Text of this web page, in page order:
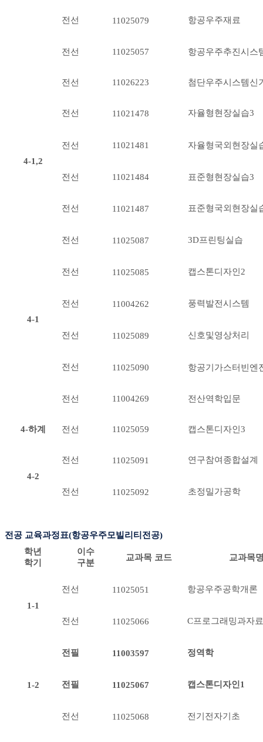
전선 11025079 항공우주재료
전선 11025057 항공우주추진시스
전선 11026223 첨단우주시스템신
4-1,2
전선 11021478 자율형현장실습3
전선 11021481 자율형국외현장실
전선 11021484 표준형현장실습3
전선 11021487 표준형국외현장실
4-1
전선 11025087 3D프린팅실습
전선 11025085 캡스톤디자인2
전선 11004262 풍력발전시스템
전선 11025089 신호및영상처리
전선 11025090 항공기가스터빈엔
전선 11004269 전산역학입문
4-하계 전 선 11025059 캡스톤디자인3
4-2
전선 11025091 연구참여종합설계
전선 11025092 초정밀가공학
전공 교육과정표(항공우주모빌리티전공)
학년
학기
이수
구분
교과목 코드 교과목
1-1
전선 11025051 항공우주공학개론
전선 11025066 C프로그래밍과자
1-2
전필 11003597 정역학
전필 11025067 캡스톤디자인1
전선 11025068 전기전자기초